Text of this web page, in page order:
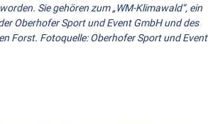
Sie gehören zum „WM-Klimawald“, ein
Oberhofer Sport und Event GmbH und des
Forst. Fotoquelle: Oberhofer Sport und Event